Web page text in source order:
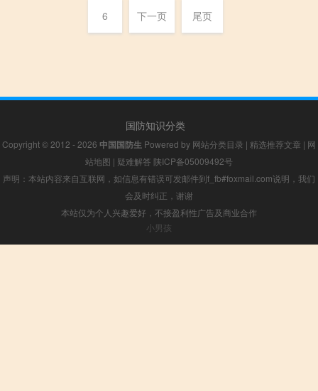
6 下一页 尾页
国防知识分类
Copyright © 2012 - 2026 中国国防生 Powered by 网站分类目录 | 精选推荐文章 | 网
站地图 | 疑难解答 陕ICP备05009492号
声明：本站内容来自互联网，如信息有错误可发邮件到f_fb#foxmail.com说明，我们
会及时纠正，谢谢
本站仅为个人兴趣爱好，不接盈利性广告及商业合作
小男孩